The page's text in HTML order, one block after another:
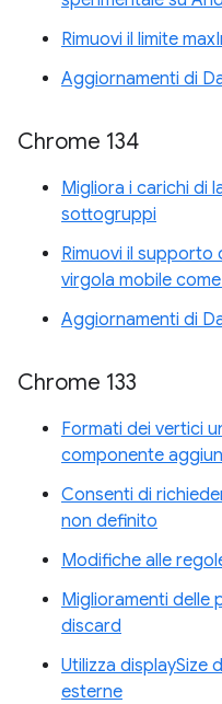
Rimuovi il limite
Aggiornamenti di
Chrome 134
Migliora i carichi di
sottogruppi
Rimuovi il supporto
virgola mobile
Aggiornamenti di
Chrome 133
Formati dei vertici
componente
Consenti di
non definito
Modifiche alle
Miglioramenti delle
discard
Utilizza displaySize
esterne